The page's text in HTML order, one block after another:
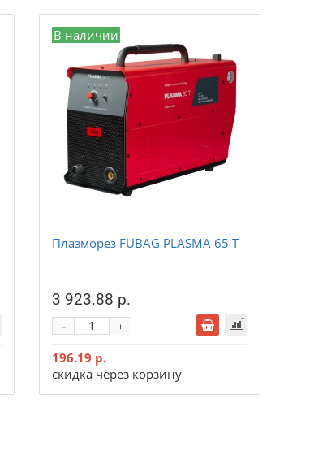
В наличии
Плазморез FUBAG PLASMA 65 T
3 923.88 р.
+
-
196.19 р.
скидка через корзину